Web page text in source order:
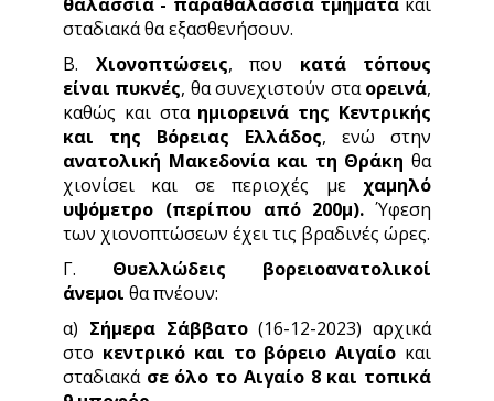
σταδιακά θα εξασθενήσουν.
Β. Χιονοπτώσεις, που κατά τόπους
είναι πυκνές, θα συνεχιστούν σταορεινά,
καθώς και στα ημιορεινά της Κεντρικής
και της Βόρειας Ελλάδος, ενώ στην
ανατολική Μακεδονία και τη Θράκη θα
χιονίσει και σε περιοχές με χαμηλό
υψόμετρο (περίπου από 200μ). Ύφεση
των χιονοπτώσεων έχει τις βραδινές ώρες.
Γ. Θυελλώδεις βορειοανατολικοί
άνεμοι θα πνέουν:
α) Σήμερα Σάββατο(16-12-2023) αρχικά
στο κεντρικό και το βόρειο Αιγαίο και
σταδιακά σε όλο το Αιγαίο 8 και τοπικά